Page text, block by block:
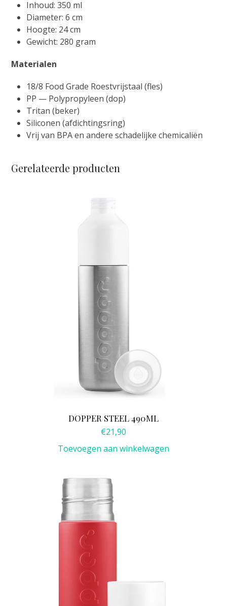
Inhoud: 350 ml
Diameter: 6 cm
Hoogte: 24 cm
Gewicht: 280 gram
Materialen
18/8 Food Grade Roestvrijstaal (fles)
PP — Polypropyleen (dop)
Tritan (beker)
Siliconen (afdichtingsring)
Vrij van BPA en andere schadelijke chemicaliën
Gerelateerde producten
DOPPER STEEL 490ML
€21,90
Toevoegen aan winkelwagen